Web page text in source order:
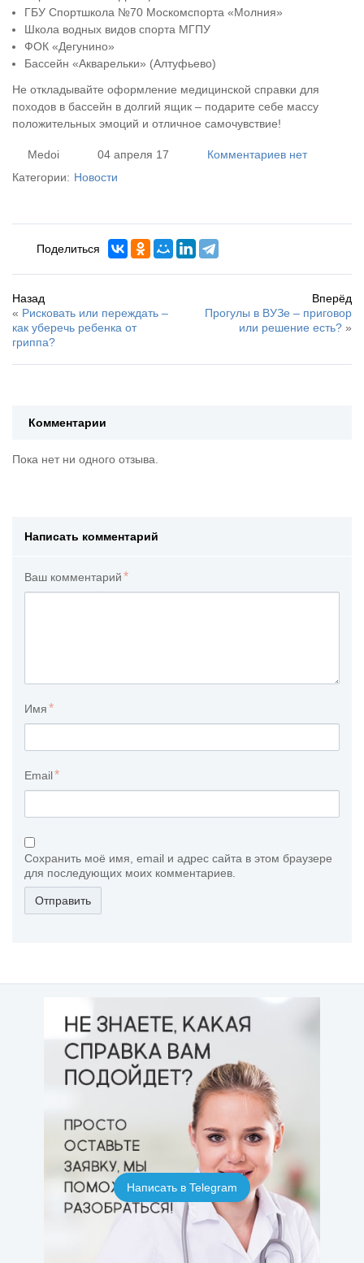
ГБУ Спортшкола №70 Москомспорта «Молния»
Школа водных видов спорта МГПУ
ФОК «Дегунино»
Бассейн «Акварельки» (Алтуфьево)
Не откладывайте оформление медицинской справки для
походов в бассейн в долгий ящик – подарите себе массу
положительных эмоций и отличное самочувствие!
Medoi 04 апреля 17
Комментариев нет
Категории: Новости
Поделиться
Назад
« Рисковать или переждать –
как уберечь ребенка от
гриппа?
Вперёд
Прогулы в ВУЗе – приговор
или решение есть? »
Комментарии
Пока нет ни одного отзыва.
Написать комментарий
Ваш комментарий
Имя
Email
Сохранить моё имя, email и адрес сайта в этом браузере
для последующих моих комментариев.
Отправить
Написать в Telegram